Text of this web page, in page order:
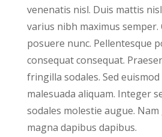
venenatis nisl. Duis mattis
varius nibh maximus
posuere nunc. Pellentesque
consequat consequat.
fringilla sodales. Sed
malesuada aliquam. Integer
sodales molestie augue.
magna dapibus dapibus.